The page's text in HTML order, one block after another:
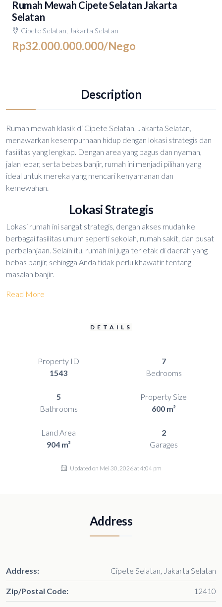
Rumah Mewah Cipete Selatan Jakarta
Selatan
Cipete Selatan, Jakarta Selatan
Rp32.000.000.000/Nego
Description
Rumah mewah klasik di Cipete Selatan, Jakarta Selatan,
menawarkan kesempurnaan hidup dengan lokasi strategis dan
fasilitas yang lengkap. Dengan area yang bagus dan nyaman,
jalan lebar, serta bebas banjir, rumah ini menjadi pilihan yang
ideal untuk mereka yang mencari kenyamanan dan
kemewahan.
Lokasi Strategis
Lokasi rumah ini sangat strategis, dengan akses mudah ke
berbagai fasilitas umum seperti sekolah, rumah sakit, dan pusat
perbelanjaan. Selain itu, rumah ini juga terletak di daerah yang
bebas banjir, sehingga Anda tidak perlu khawatir tentang
masalah banjir.
Read More
DETAILS
Property ID
1543
7
Bedrooms
5
Bathrooms
Property Size
600 m²
Land Area
904 m²
2
Garages
Updated on Mei 30, 2026 at 4:04 pm
Address
Address: Cipete Selatan, Jakarta Selatan
Zip/Postal Code: 12410